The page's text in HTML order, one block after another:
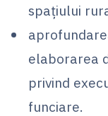
spaţiului
elaborarea
privind
funciare.